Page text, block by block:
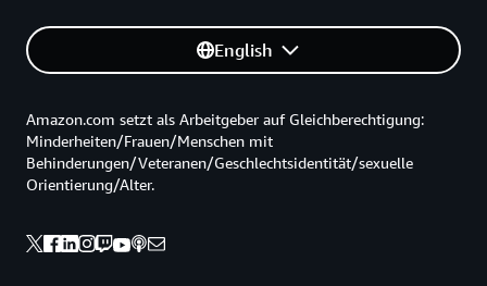
English
Amazon.com setzt als Arbeitgeber auf Gleichberechtigung:
Minderheiten/Frauen/Menschen mit
Behinderungen/Veteranen/Geschlechtsidentität/sexuelle
Orientierung/Alter.